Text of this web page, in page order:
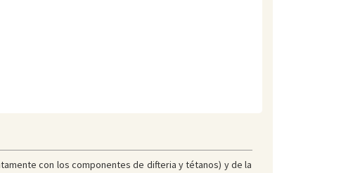
con los componentes de difteria y tétanos) y de la